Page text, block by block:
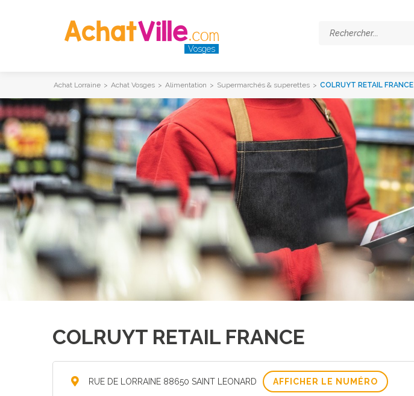
Vosges
Achat Lorraine > Achat Vosges > Alimentation > Supermarchés & superettes > COLRUYT RETAIL FRANCE
COLRUYT RETAIL FRANCE
RUE DE LORRAINE 88650 SAINT LEONARD AFFICHER LE NUMÉRO